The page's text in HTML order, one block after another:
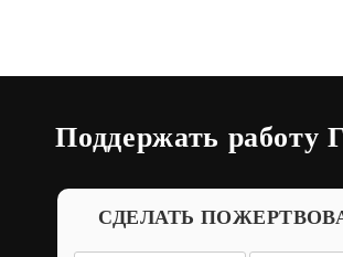
Поддержать работу
СДЕЛАТЬ